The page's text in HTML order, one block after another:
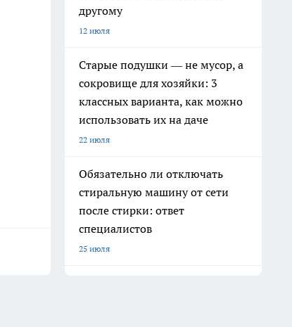
другому
12 июля
Старые подушки — не мусор, а
сокровище для хозяйки: 3
классных варианта, как можно
использовать их на даче
22 июля
Обязательно ли отключать
стиральную машину от сети
после стирки: ответ
специалистов
25 июля